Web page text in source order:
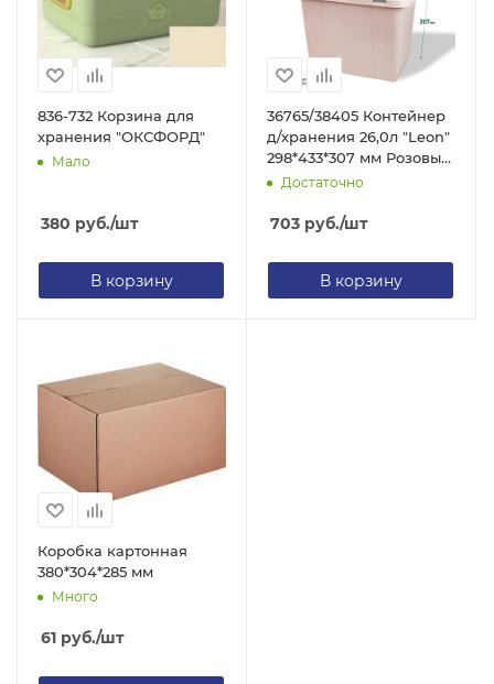
836-732 Корзина для
хранения "ОКСФОРД"
Мало
380 руб./шт
В корзину
36765/38405 Контейнер
д/хранения 26,0л "Leon"
298*433*307 мм Розовый
(10)Достаточно
703 руб./шт
В корзину
Коробка картонная
380*304*285 мм
Много
61 руб./шт